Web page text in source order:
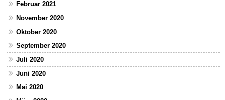
Februar 2021
November 2020
Oktober 2020
September 2020
Juli 2020
Juni 2020
Mai 2020